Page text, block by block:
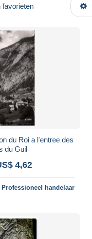
favorieten
du Roi a l'entree des
du Guil
4,62
Professioneel handelaar